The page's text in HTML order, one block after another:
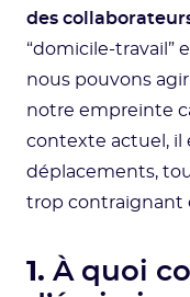
des
“domicile-travail”
nous pouvons
notre empreinte
contexte actuel, il
déplacements,
trop contraignant
1. À quoi